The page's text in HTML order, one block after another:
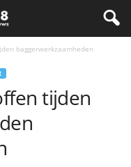
baggerwerkzaamheden
tijden